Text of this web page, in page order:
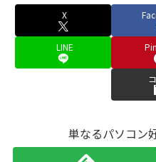
X
LINE
単なるパソコン